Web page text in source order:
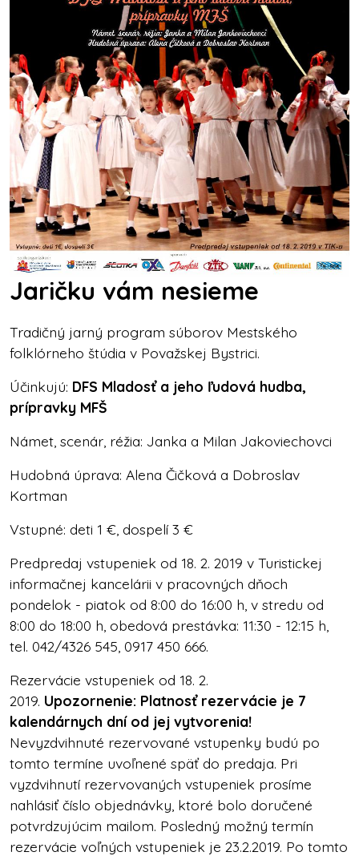
Jaričku vám nesieme
Tradičný jarný program súborov Mestského
folklórneho štúdia v Považskej Bystrici.
Účinkujú: DFS Mladosť a jeho ľudová hudba,
prípravky MFŠ
Námet, scenár, réžia: Janka a Milan Jakoviechovci
Hudobná úprava: Alena Čičková a Dobroslav
Kortman
Vstupné: deti 1 €, dospelí 3 €
Predpredaj vstupeniek od 18. 2. 2019 v Turistickej
informačnej kancelárii v pracovných dňoch
pondelok - piatok od 8:00 do 16:00 h, v stredu od
8:00 do 18:00 h, obedová prestávka: 11:30 - 12:15 h,
tel. 042/4326 545, 0917 450 666.
Rezervácie vstupeniek od 18. 2.
2019. Upozornenie: Platnosť rezervácie je 7
kalendárnych dní od jej vytvorenia!
Nevyzdvihnuté rezervované vstupenky budú po
tomto termíne uvoľnené späť do predaja. Pri
vyzdvihnutí rezervovaných vstupeniek prosíme
nahlásiť číslo objednávky, ktoré bolo doručené
potvrdzujúcim mailom. Posledný možný termín
rezervácie voľných vstupeniek je 23.2.2019. Po tomto